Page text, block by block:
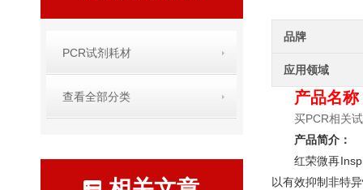
PCR试剂耗材
查看全部分类
品牌
应用领域
产品名称
买PCR相关
产品简介：
红荣微再
以有效抑制非特